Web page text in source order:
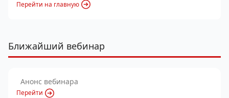
Перейти на главную
Ближайший вебинар
Анонс вебинара
Перейти